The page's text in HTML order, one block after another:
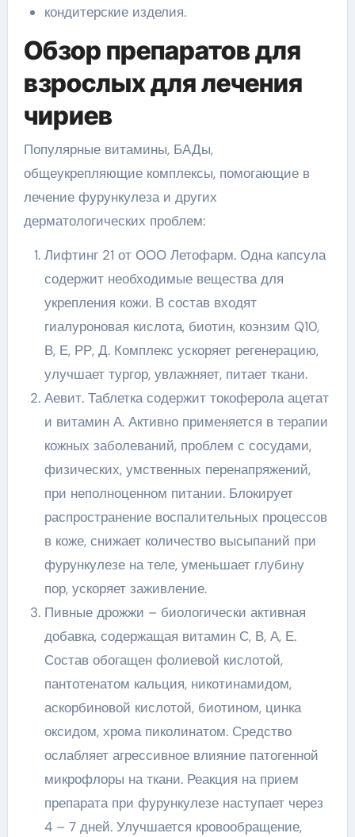
кондитерские изделия.
Обзор препаратов для
взрослых для лечения
чириев
Популярные витамины, БАДы,
общеукрепляющие комплексы, помогающие в
лечение фурункулеза и других
дерматологических проблем:
Лифтинг 21 от ООО Летофарм. Одна капсула
содержит необходимые вещества для
укрепления кожи. В состав входят
гиалуроновая кислота, биотин, коэнзим Q10,
В, Е, РР, Д. Комплекс ускоряет регенерацию,
улучшает тургор, увлажняет, питает ткани.
Аевит. Таблетка содержит токоферола ацетат
и витамин А. Активно применяется в терапии
кожных заболеваний, проблем с сосудами,
физических, умственных перенапряжений,
при неполноценном питании. Блокирует
распространение воспалительных процессов
в коже, снижает количество высыпаний при
фурункулезе на теле, уменьшает глубину
пор, ускоряет заживление.
Пивные дрожжи – биологически активная
добавка, содержащая витамин С, В, А, Е.
Состав обогащен фолиевой кислотой,
пантотенатом кальция, никотинамидом,
аскорбиновой кислотой, биотином, цинка
оксидом, хрома пиколинатом. Средство
ослабляет агрессивное влияние патогенной
микрофлоры на ткани. Реакция на прием
препарата при фурункулезе наступает через
4 – 7 дней. Улучшается кровообращение,